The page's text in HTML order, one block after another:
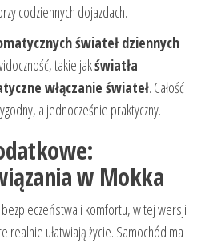
codziennych dojazdach.
świateł dziennych
takie jakświatła
włączanie świateł. Całość
a jednocześnie praktyczny.
w Mokka
i komfortu, w tej wersji
realnie ułatwiają życie. Samochód ma